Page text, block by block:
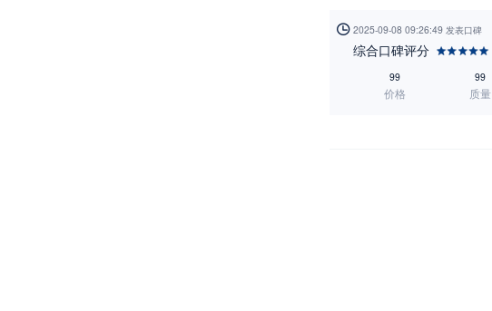
 2025-09-08 09:26:49 发表口碑
综合口碑评分
99
价格
99
质量